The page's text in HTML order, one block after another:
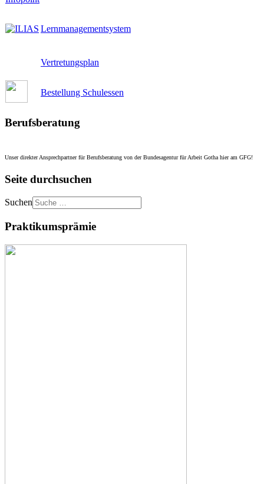
Lernmanagementsystem
Vertretungsplan
Bestellung Schulessen
Berufsberatung
Unser direkter Ansprechpartner für Berufsberatung von der Bundesagentur für Arbeit Gotha hier am GFG!
Seite durchsuchen
Suchen
Praktikumsprämie